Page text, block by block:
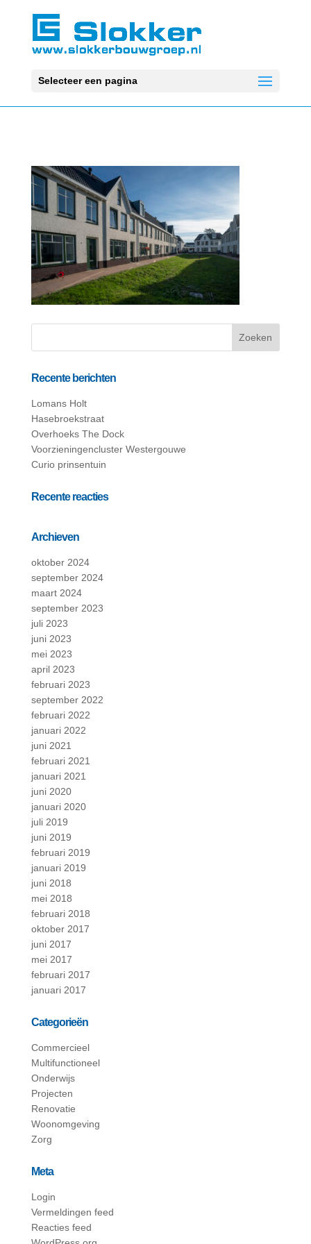
Selecteer een pagina
Recente berichten
Lomans Holt
Hasebroekstraat
Overhoeks The Dock
Voorzieningencluster Westergouwe
Curio prinsentuin
Recente reacties
Archieven
oktober 2024
september 2024
maart 2024
september 2023
juli 2023
juni 2023
mei 2023
april 2023
februari 2023
september 2022
februari 2022
januari 2022
juni 2021
februari 2021
januari 2021
juni 2020
januari 2020
juli 2019
juni 2019
februari 2019
januari 2019
juni 2018
mei 2018
februari 2018
oktober 2017
juni 2017
mei 2017
februari 2017
januari 2017
Categorieën
Commercieel
Multifunctioneel
Onderwijs
Projecten
Renovatie
Woonomgeving
Zorg
Meta
Login
Vermeldingen feed
Reacties feed